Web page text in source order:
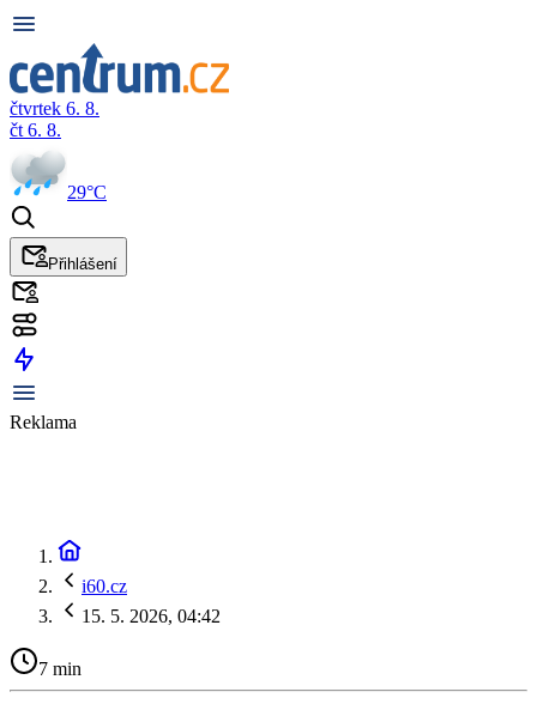
čtvrtek 6. 8.
čt 6. 8.
29°C
Přihlášení
Reklama
i60.cz
15. 5. 2026, 04:42
7 min